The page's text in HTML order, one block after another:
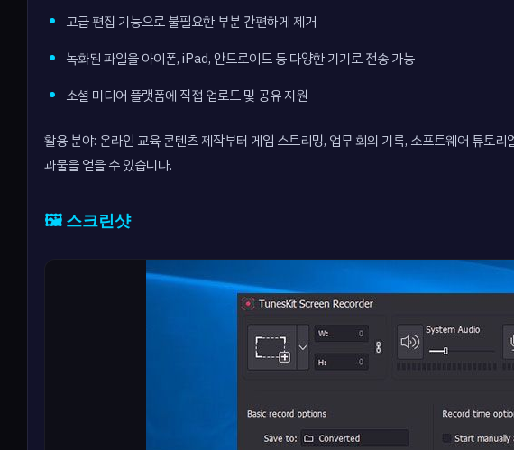
고급 편집 기능으로 불필요한 부분 간편하게 제거
녹화된 파일을 아이폰, iPad, 안드로이드 등 다양한 기기로 전송 가능
소셜 미디어 플랫폼에 직접 업로드 및 공유 지원
활용 분야: 온라인 교육 콘텐츠 제작부터 게임 스트리밍, 업무 회의 기록, 소프트웨어 튜토
과물을 얻을 수 있습니다.
🖼️ 스크린샷